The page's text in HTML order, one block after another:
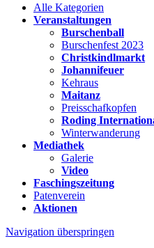
Alle Kategorien
Veranstaltungen
Burschenball
Burschenfest 2023
Christkindlmarkt
Johannifeuer
Kehraus
Maitanz
Preisschafkopfen
Roding
Winterwanderung
Mediathek
Galerie
Video
Faschingszeitung
Patenverein
Aktionen
Navigation überspringen